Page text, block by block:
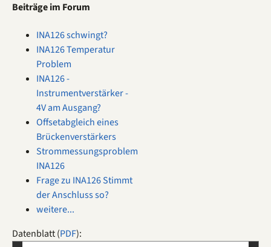
Beiträge im Forum
INA126 schwingt?
INA126 Temperatur
Problem
INA126 -
Instrumentverstärker -
4V am Ausgang?
Offsetabgleich eines
Brückenverstärkers
Strommessungsproblem
INA126
Frage zu INA126 Stimmt
der Anschluss so?
weitere...
Datenblatt (PDF):